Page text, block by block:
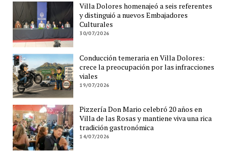
Villa Dolores homenajeó a seis referentes
y distinguió a nuevos Embajadores
Culturales
30/07/2026
Conducción temeraria en Villa Dolores:
crece la preocupación por las infracciones
viales
19/07/2026
Pizzería Don Mario celebró 20 años en
Villa de las Rosas y mantiene viva una rica
tradición gastronómica
14/07/2026